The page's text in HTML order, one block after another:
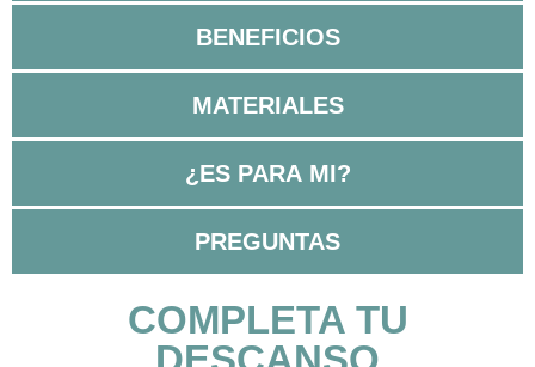
BENEFICIOS
MATERIALES
¿ES PARA MI?
PREGUNTAS
COMPLETA TU